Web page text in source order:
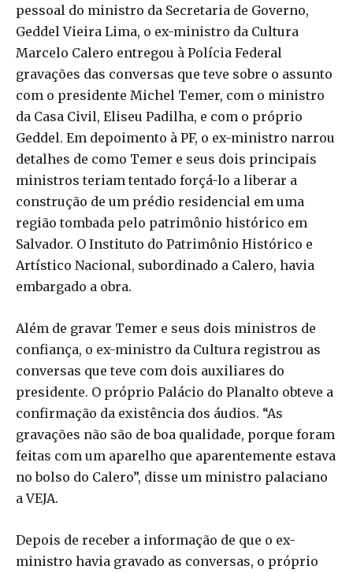
pessoal do ministro da Secretaria de Governo,
Geddel Vieira Lima, o ex-ministro da Cultura
Marcelo Calero entregou à Polícia Federal
gravações das conversas que teve sobre o assunto
com o presidente Michel Temer, com o ministro
da Casa Civil, Eliseu Padilha, e com o próprio
Geddel. Em depoimento à PF, o ex-ministro narrou
detalhes de como Temer e seus dois principais
ministros teriam tentado forçá-lo a liberar a
construção de um prédio residencial em uma
região tombada pelo patrimônio histórico em
Salvador. O Instituto do Patrimônio Histórico e
Artístico Nacional, subordinado a Calero, havia
embargado a obra.
Além de gravar Temer e seus dois ministros de
confiança, o ex-ministro da Cultura registrou as
conversas que teve com dois auxiliares do
presidente. O próprio Palácio do Planalto obteve a
confirmação da existência dos áudios. “As
gravações não são de boa qualidade, porque foram
feitas com um aparelho que aparentemente estava
no bolso do Calero”, disse um ministro palaciano
a VEJA.
Depois de receber a informação de que o ex-
ministro havia gravado as conversas, o próprio